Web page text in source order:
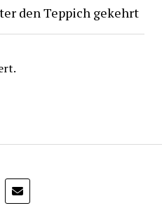
den Teppich gekehrt